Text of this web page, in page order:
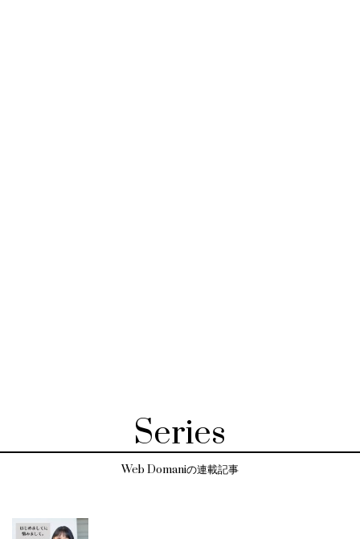
Series
Web Domaniの連載記事